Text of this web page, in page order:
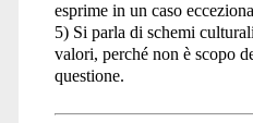
esprime in un caso
5) Si parla di schemi
valori, perché non è scopo
questione.